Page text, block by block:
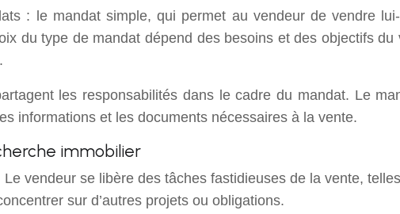
: le mandat simple, qui permet au vendeur de vendre
du type de mandat dépend des besoins et des objectifs
les responsabilités dans le cadre du mandat. Le
informations et les documents nécessaires à la vente.
immobilier
Le vendeur se libère des tâches fastidieuses de la vente,
sur d’autres projets ou obligations.